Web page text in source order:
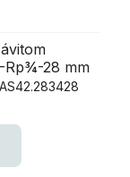
Rp¾-28 mm